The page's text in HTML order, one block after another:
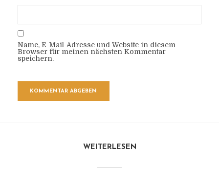
Name, E-Mail-Adresse und Website in diesem
Browser für meinen nächsten Kommentar
speichern.
WEITERLESEN